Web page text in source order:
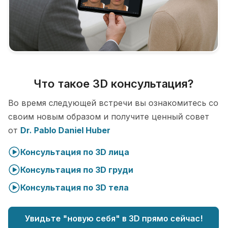
Что такое 3D консультация?
Во время следующей встречи вы ознакомитесь со
своим новым образом и получите ценный совет
от Dr. Pablo Daniel Huber
Консультация по 3D лица
Консультация по 3D груди
Консультация по 3D тела
Увидьте "новую себя" в 3D прямо сейчас!